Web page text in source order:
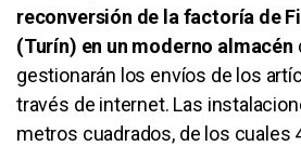
reconversión de la factoría de
(Turín) en un moderno almacén
gestionarán los envíos de los
través de internet. Las
metros cuadrados, de los cuales